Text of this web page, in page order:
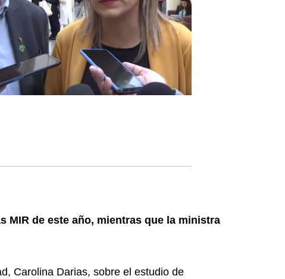
MIR de este año, mientras que la ministra
Carolina Darias, sobre el estudio de